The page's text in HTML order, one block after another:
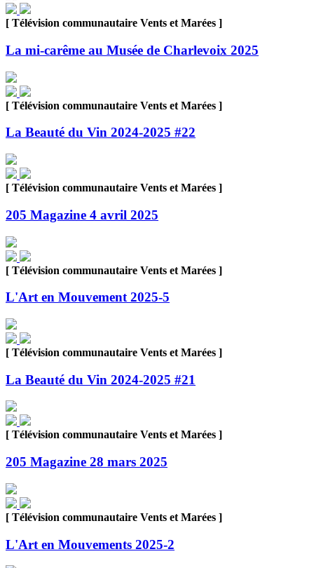
[ Télévision communautaire Vents et Marées ]
La mi-carême au Musée de Charlevoix 2025
[ Télévision communautaire Vents et Marées ]
La Beauté du Vin 2024-2025 #22
[ Télévision communautaire Vents et Marées ]
205 Magazine 4 avril 2025
[ Télévision communautaire Vents et Marées ]
L'Art en Mouvement 2025-5
[ Télévision communautaire Vents et Marées ]
La Beauté du Vin 2024-2025 #21
[ Télévision communautaire Vents et Marées ]
205 Magazine 28 mars 2025
[ Télévision communautaire Vents et Marées ]
L'Art en Mouvements 2025-2